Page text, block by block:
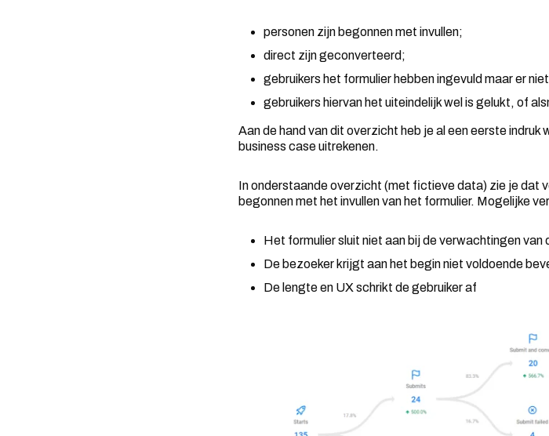
personen zijn begonnen met invullen;
direct zijn geconverteerd;
gebruikers het formulier hebben ingevuld maar er
gebruikers hiervan het uiteindelijk wel is gelukt, of
Aan de hand van dit overzicht heb je al een eerste
business case uitrekenen.
In onderstaande overzicht (met fictieve data) zie je dat
begonnen met het invullen van het formulier. Mogelijke
Het formulier sluit niet aan bij de verwachtingen van
De bezoeker krijgt aan het begin niet voldoende
De lengte en UX schrikt de gebruiker af